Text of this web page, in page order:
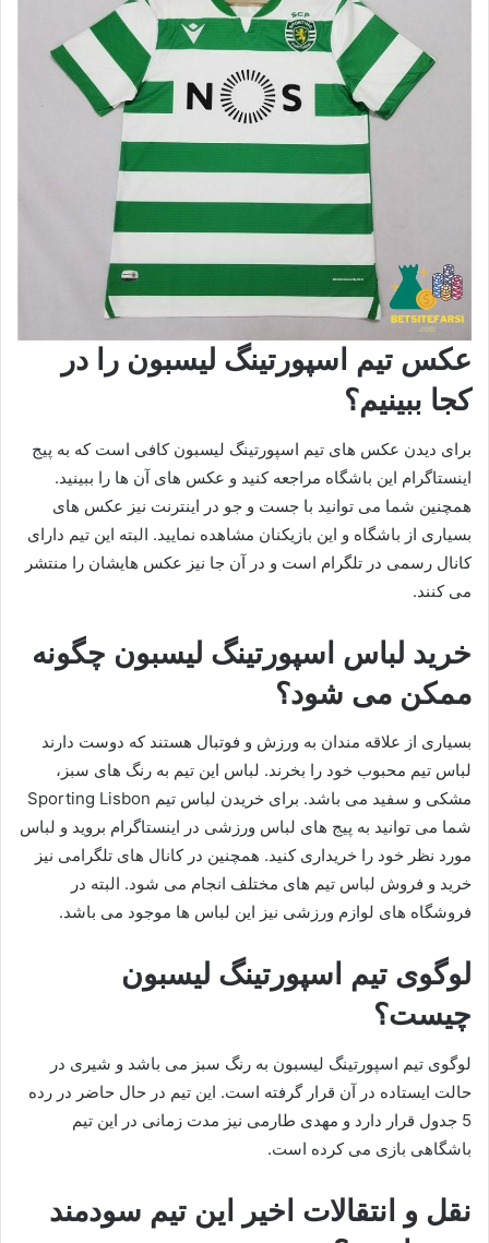
عکس تیم اسپورتینگ لیسبون را در
کجا ببینیم؟
برای دیدن عکس های تیم اسپورتینگ لیسبون کافی است که به پیج
اینستاگرام این باشگاه مراجعه کنید و عکس های آن ها را ببینید.
همچنین شما می توانید با جست و جو در اینترنت نیز عکس های
بسیاری از باشگاه و این بازیکنان مشاهده نمایید. البته این تیم دارای
کانال رسمی در تلگرام است و در آن جا نیز عکس هایشان را منتشر
می کنند.
خرید لباس اسپورتینگ لیسبون چگونه
ممکن می شود؟
بسیاری از علاقه مندان به ورزش و فوتبال هستند که دوست دارند
لباس تیم محبوب خود را بخرند. لباس این تیم به رنگ های سبز،
مشکی و سفید می باشد. برای خریدن لباس تیم Sporting Lisbon
شما می توانید به پیج های لباس ورزشی در اینستاگرام بروید و لباس
مورد نظر خود را خریداری کنید. همچنین در کانال های تلگرامی نیز
خرید و فروش لباس تیم های مختلف انجام می شود. البته در
فروشگاه های لوازم ورزشی نیز این لباس ها موجود می باشد.
لوگوی تیم اسپورتینگ لیسبون
چیست؟
لوگوی تیم اسپورتینگ لیسبون به رنگ سبز می باشد و شیری در
حالت ایستاده در آن قرار گرفته است. این تیم در حال حاضر در رده
5 جدول قرار دارد و مهدی طارمی نیز مدت زمانی در این تیم
باشگاهی بازی می کرده است.
نقل و انتقالات اخیر این تیم سودمند